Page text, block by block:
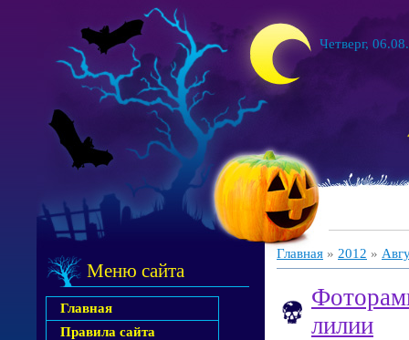
Четверг,
Меню сайта
Главная
Правила сайта
Главная » 2012 »
лилии